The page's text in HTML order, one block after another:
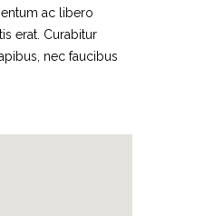
ac libero
erat. Curabitur
nec faucibus